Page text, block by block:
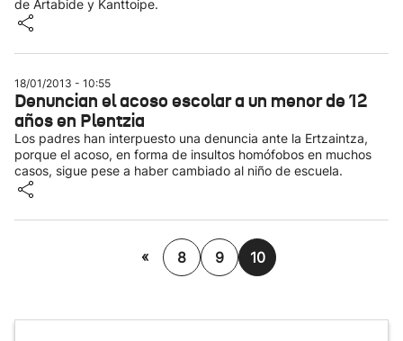
de Artabide y Kanttoipe.
18/01/2013 - 10:55
Denuncian el acoso escolar a un menor de 12
años en Plentzia
Los padres han interpuesto una denuncia ante la Ertzaintza,
porque el acoso, en forma de insultos homófobos en muchos
casos, sigue pese a haber cambiado al niño de escuela.
« 8 9 10